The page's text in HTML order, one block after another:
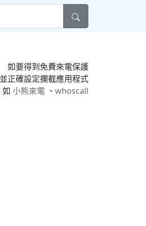
如要得到免費來電保護
正確設定攔截應用程式
如 小熊來電 、 whoscall